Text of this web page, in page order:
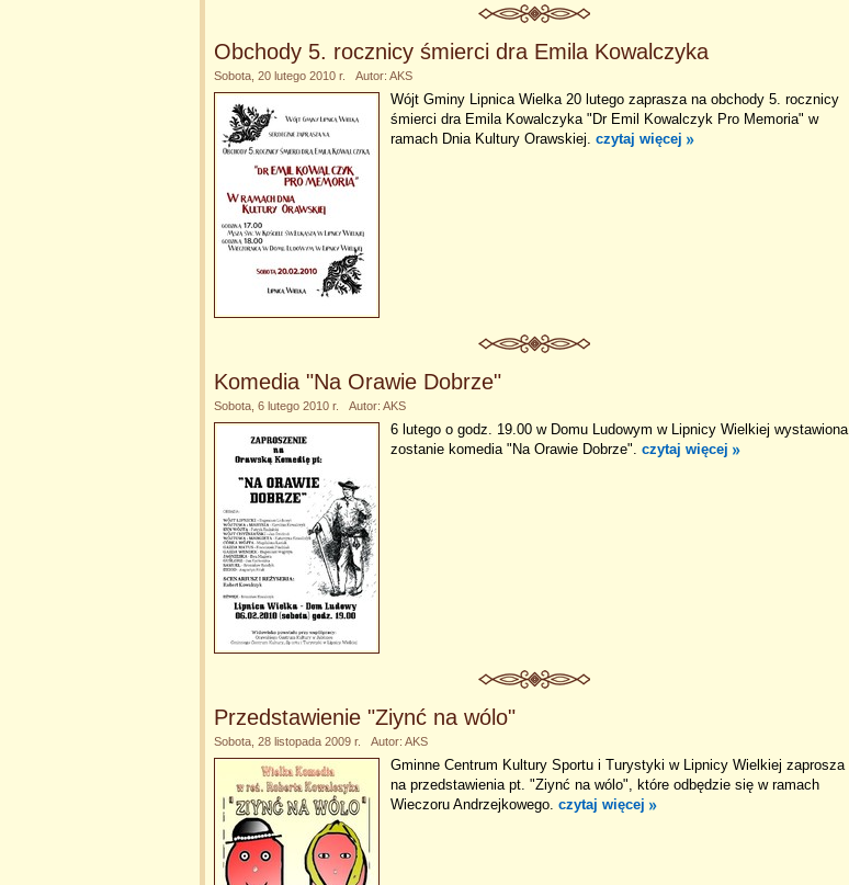
Obchody 5. rocznicy śmierci dra Emila Kowalczyka
Sobota, 20 lutego 2010 r. Autor: AKS
Wójt Gminy Lipnica Wielka 20 lutego zaprasza na obchody 5. rocznicy
śmierci dra Emila Kowalczyka "Dr Emil Kowalczyk Pro Memoria" w
ramach Dnia Kultury Orawskiej. czytaj więcej
Komedia "Na Orawie Dobrze"
Sobota, 6 lutego 2010 r. Autor: AKS
6 lutego o godz. 19.00 w Domu Ludowym w Lipnicy Wielkiej wystawiona
zostanie komedia "Na Orawie Dobrze". czytaj więcej
Przedstawienie "Ziynć na wólo"
Sobota, 28 listopada 2009 r. Autor: AKS
Gminne Centrum Kultury Sportu i Turystyki w Lipnicy Wielkiej zaprosza
na przedstawienia pt. "Ziynć na wólo", które odbędzie się w ramach
Wieczoru Andrzejkowego. czytaj więcej